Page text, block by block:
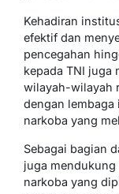
Kehadiran
efektif dan
pencegahan
kepada TNI juga
wilayah-wilayah
dengan
narkoba yang
Sebagai bagian
juga mendukung
narkoba yang